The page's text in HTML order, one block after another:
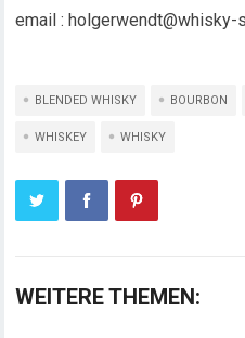
email : holgerwendt@whisky-
BLENDED WHISKY BOURBON
WHISKEY WHISKY
WEITERE THEMEN: